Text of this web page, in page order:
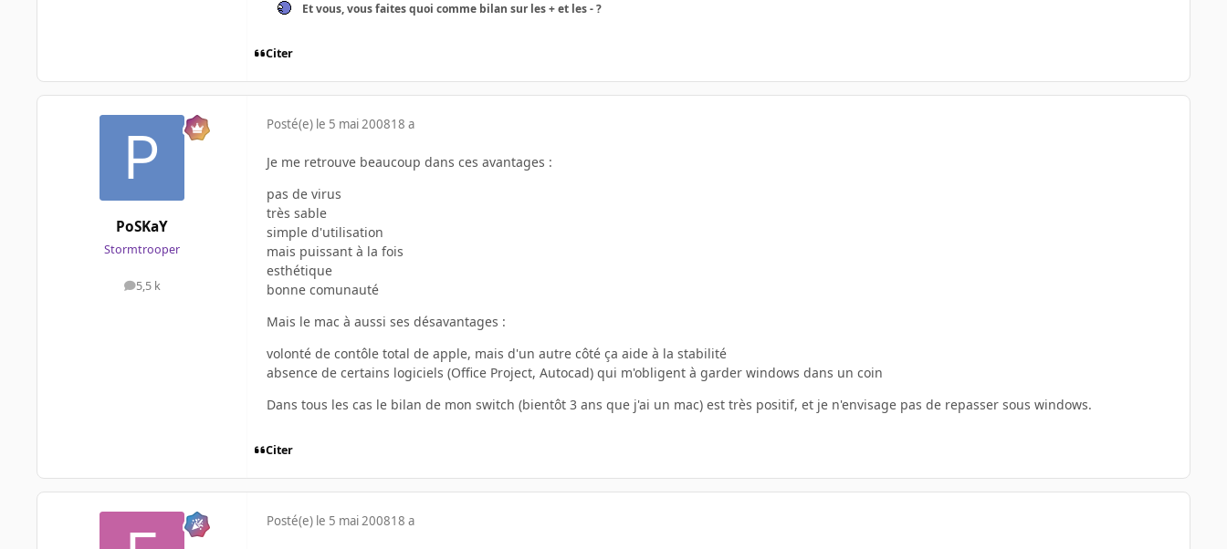
Et vous, vous faites quoi comme bilan sur les + et les - ?
Citer
PoSKaY
Stormtrooper
5,5 k
messages
Posté(e) le 5 mai 200818 a
Je me retrouve beaucoup dans ces avantages :
pas de virus
très sable
simple d'utilisation
mais puissant à la fois
esthétique
bonne comunauté
Mais le mac à aussi ses désavantages :
volonté de contôle total de apple, mais d'un autre côté ça aide à la stabilité
absence de certains logiciels (Office Project, Autocad) qui m'obligent à garder windows dans un coin
Dans tous les cas le bilan de mon switch (bientôt 3 ans que j'ai un mac) est très positif, et je n'envisage pas de repasser sous windows.
Citer
Posté(e) le 5 mai 200818 a